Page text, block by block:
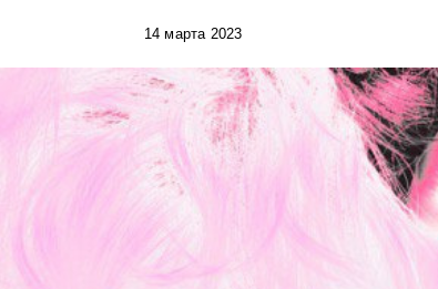
14 марта 2023